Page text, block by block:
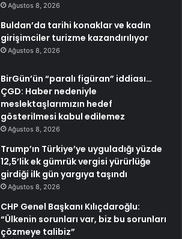
Ağustos 8, 2026
Buldan’da tarihi konaklar ve kadın
girişimciler turizme kazandırılıyor
Ağustos 8, 2026
BirGün’ün “paralı figüran” iddiası…
ÇGD: Haber nedeniyle
meslektaşlarımızın hedef
gösterilmesi kabul edilemez
Ağustos 8, 2026
Trump’ın Türkiye’ye uyguladığı yüzde
12,5’lik ek gümrük vergisi yürürlüğe
girdiği ilk gün yargıya taşındı
Ağustos 8, 2026
CHP Genel Başkanı Kılıçdaroğlu:
“Ülkenin sorunları var, biz bu sorunları
çözmeye talibiz”